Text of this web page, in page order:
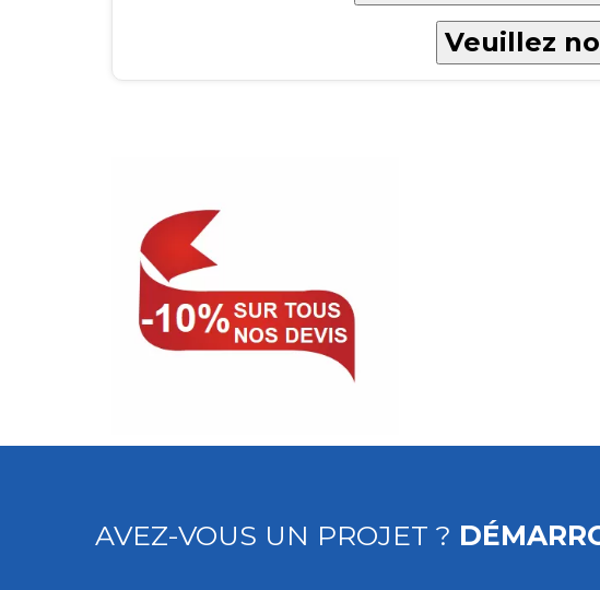
Veuillez
AVEZ-VOUS UN PROJET ?